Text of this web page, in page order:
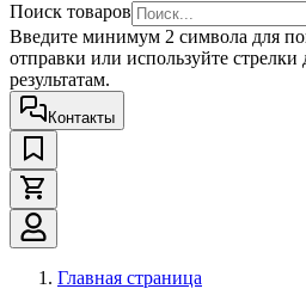
Поиск товаров
Введите минимум 2 символа для
отправки или используйте
результатам.
Контакты
Главная страница